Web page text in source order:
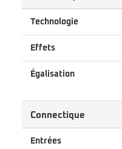
Technologie
Effets
Égalisation
Connectique
Entrées